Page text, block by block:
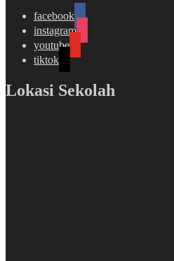
facebook
instagram
youtube
tiktok
Lokasi Sekolah